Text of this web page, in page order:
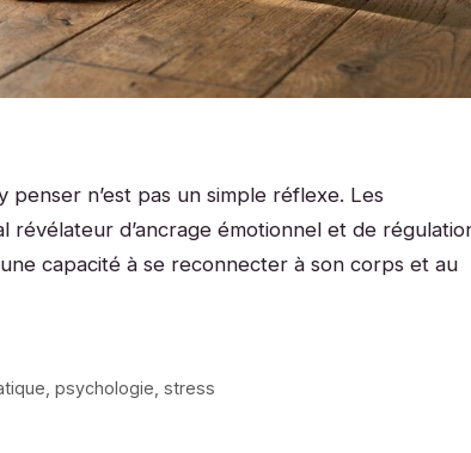
n’est pas un simple réflexe. Les
révélateur d’ancrage émotionnel et de
capacité à se reconnecter à son corps et au
, psychologie, stress